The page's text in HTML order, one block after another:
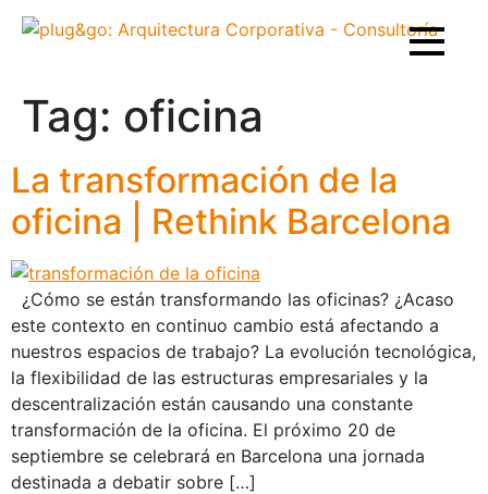
Tag: oficina
La transformación de la
oficina | Rethink Barcelona
¿Cómo se están transformando las oficinas? ¿Acaso
este contexto en continuo cambio está afectando a
nuestros espacios de trabajo? La evolución tecnológica,
la flexibilidad de las estructuras empresariales y la
descentralización están causando una constante
transformación de la oficina. El próximo 20 de
septiembre se celebrará en Barcelona una jornada
destinada a debatir sobre […]